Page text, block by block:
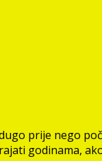
prije nego
godinama,